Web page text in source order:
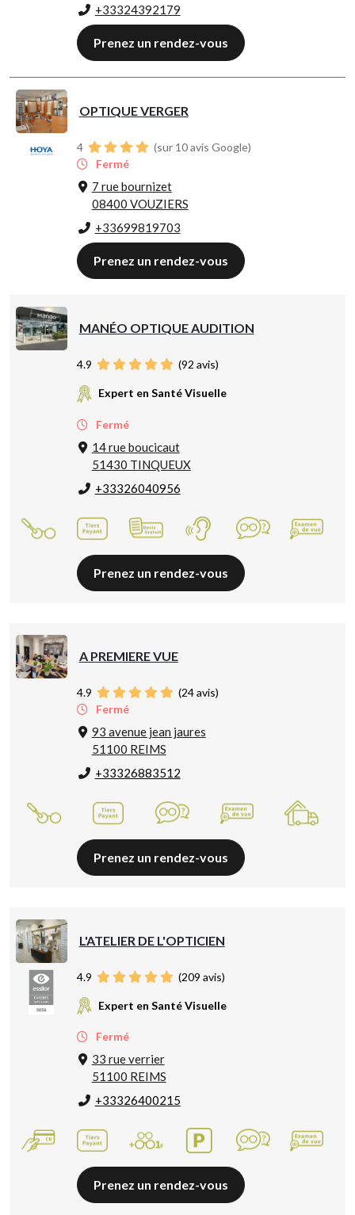
+33324392179
Prenez un rendez-vous
OPTIQUE VERGER
4
(sur 10 avis Google)
Fermé
7 rue bournizet
08400 VOUZIERS
+33699819703
Prenez un rendez-vous
MANÉO OPTIQUE AUDITION
4.9 (92 avis)
Expert en Santé Visuelle
Fermé
14 rue boucicaut
51430 TINQUEUX
+33326040956
Prenez un rendez-vous
A PREMIERE VUE
4.9 (24avis)
Fermé
93 avenue jean jaures
51100 REIMS
+33326883512
Prenez un rendez-vous
L'ATELIER DE L'OPTICIEN
4.9 (209 avis)
Expert en Santé Visuelle
Fermé
33 rue verrier
51100 REIMS
+33326400215
Prenez un rendez-vous